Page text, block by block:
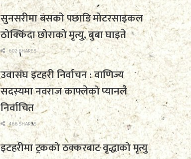
सुनसरीमा बसको पछाडि मोटरसाइकल
ठोक्किँदा छोराको मृत्यु, बुबा घाइते
602 SHARES
उवासंघ इटहरी निर्वाचन : वाणिज्य
सदस्यमा नवराज काफ्लेको प्यानलै
निर्वाचित
466 SHARES
इटहरीमा ट्रकको ठक्करबाट वृद्धाको मृत्यु